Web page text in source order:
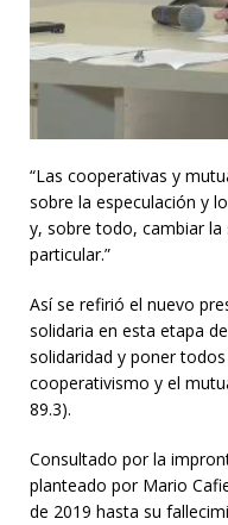
“Las cooperativas y
sobre la especulación y
y, sobre todo, cambiar
particular.”
Así se refirió el nuevo
solidaria en esta etapa
solidaridad y poner
cooperativismo y el
89.3).
Consultado por la
planteado por Mario
de 2019 hasta su